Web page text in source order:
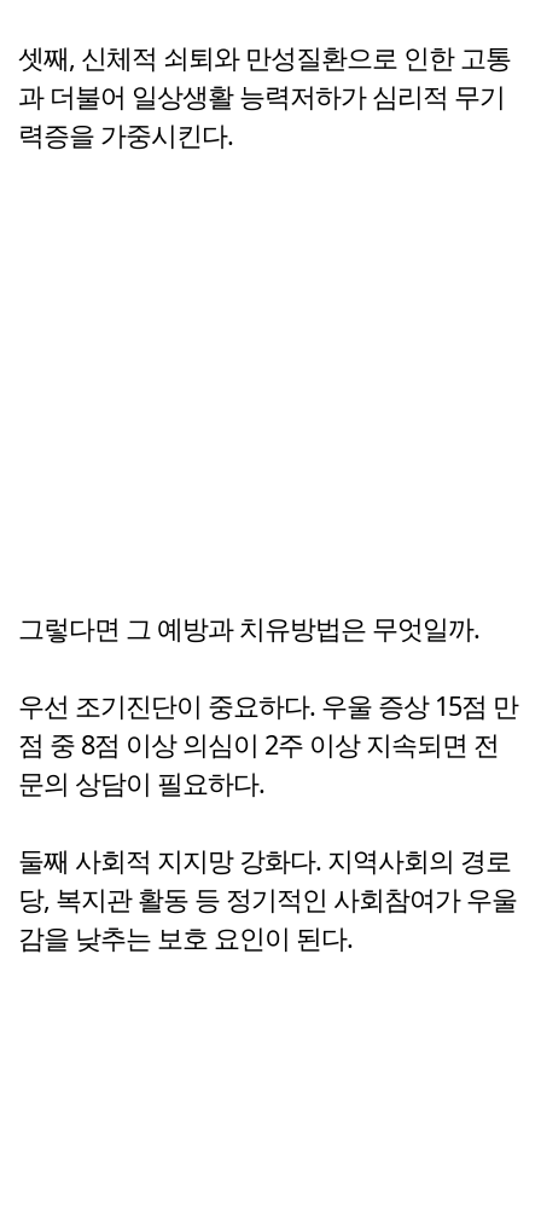
셋째, 신체적 쇠퇴와 만성질환으로 인한 고통
과 더불어 일상생활 능력저하가 심리적 무기
력증을 가중시킨다.
그렇다면 그 예방과 치유방법은 무엇일까.
우선 조기진단이 중요하다. 우울 증상 15점 만
점 중 8점 이상 의심이 2주 이상 지속되면 전
문의 상담이 필요하다.
둘째 사회적 지지망 강화다. 지역사회의 경로
당, 복지관 활동 등 정기적인 사회참여가 우울
감을 낮추는 보호 요인이 된다.